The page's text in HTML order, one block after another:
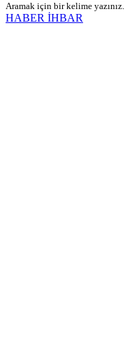
Aramak için bir kelime yazınız.
HABER İHBAR